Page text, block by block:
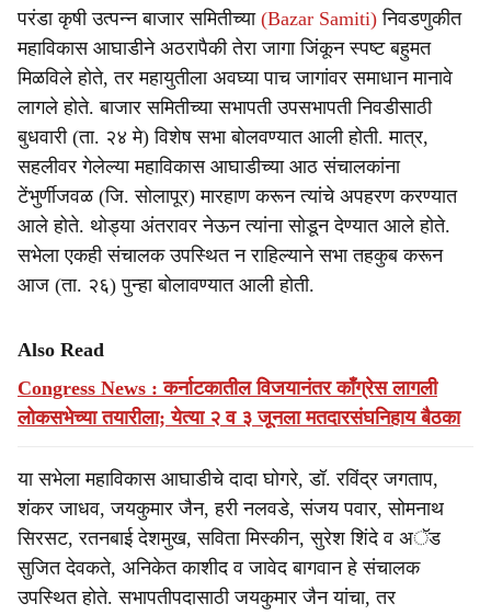
परंडा कृषी उत्पन्न बाजार समितीच्या(Bazar Samiti)निवडणुकीत
महाविकास आघाडीने अठरापैकी तेरा जागा जिंकून स्पष्ट बहुमत
मिळविले होते, तर महायुतीला अवघ्या पाच जागांवर समाधान मानावे
लागले होते. बाजार समितीच्या सभापती उपसभापती निवडीसाठी
बुधवारी (ता. २४ मे) विशेष सभा बोलवण्यात आली होती. मात्र,
सहलीवर गेलेल्या महाविकास आघाडीच्या आठ संचालकांना
टेंभुर्णीजवळ (जि. सोलापूर) मारहाण करून त्यांचे अपहरण करण्यात
आले होते. थोड्या अंतरावर नेऊन त्यांना सोडून देण्यात आले होते.
सभेला एकही संचालक उपस्थित न राहिल्याने सभा तहकुब करून
आज (ता. २६) पुन्हा बोलावण्यात आली होती.
Also Read
Congress News : कर्नाटकातील विजयानंतर काँग्रेस लागली
लोकसभेच्या तयारीला; येत्या २ व ३ जूनला मतदारसंघनिहाय बैठका
या सभेला महाविकास आघाडीचे दादा घोगरे, डॉ. रविंद्र जगताप,
शंकर जाधव, जयकुमार जैन, हरी नलवडे, संजय पवार, सोमनाथ
सिरसट, रतनबाई देशमुख, सविता मिस्कीन, सुरेश शिंदे व अॅड
सुजित देवकते, अनिकेत काशीद व जावेद बागवान हे संचालक
उपस्थित होते. सभापतीपदासाठी जयकुमार जैन यांचा, तर